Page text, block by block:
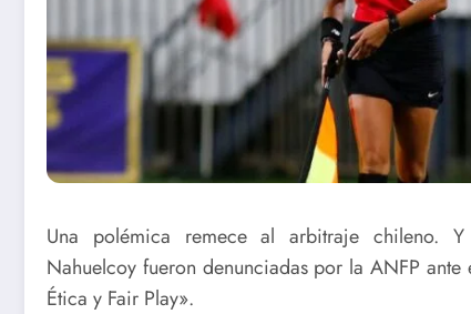
Una polémica remece al arbitraje chileno.
Nahuelcoy fueron denunciadas por la ANFP
Ética y Fair Play».